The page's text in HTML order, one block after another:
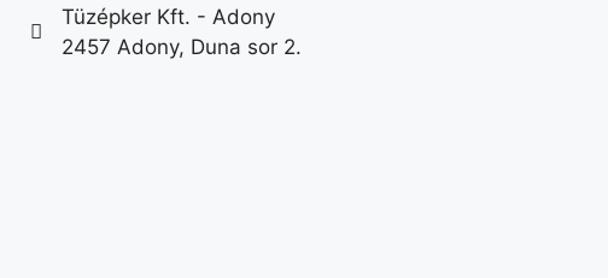
Tüzépker Kft. - Adony
2457 Adony, Duna sor 2.